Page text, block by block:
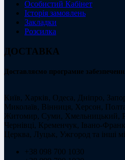
Особистий Кабінет
Історія замовлень
Закладки
Розсилка
ДОСТАВКА
Доставляємо програмне
Київ, Харків, Одеса, Дніпро,
Миколаїв, Вінниця, Херсон,
Житомир, Суми, Хмельницький,
Чернівці, Кременчук, Івано-
Церква, Луцьк, Ужгород та інші
+38 098 700 1030